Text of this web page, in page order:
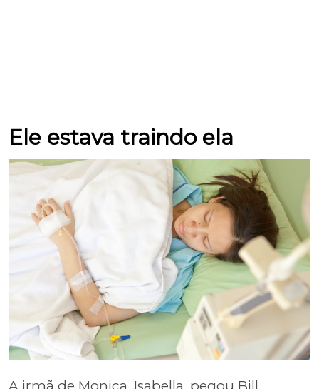
Ele estava traindo ela